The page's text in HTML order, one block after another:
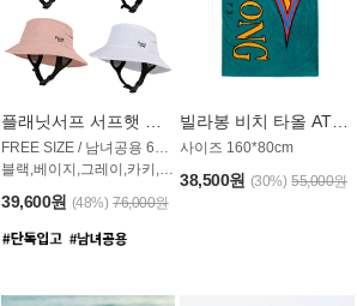
블랙,베이지,그레이,카키,핑크,화이트
39,600원 (48%) 76,000원
사이즈 160*80cm
38,500원 (30%) 55,000원